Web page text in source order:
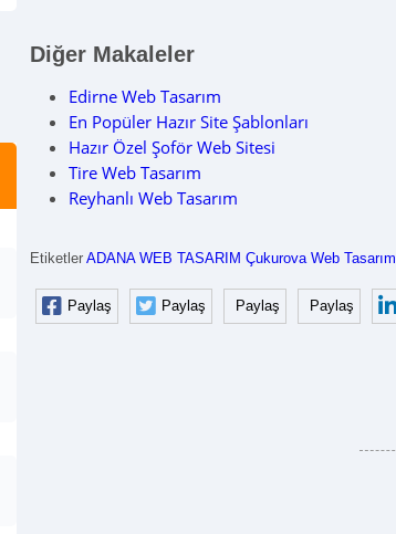
Diğer Makaleler
Edirne Web Tasarım
En Popüler Hazır Site Şablonları
Hazır Özel Şoför Web Sitesi
Tire Web Tasarım
Reyhanlı Web Tasarım
Etiketler ADANA WEB TASARIM Çukurova Web Tasarım
Paylaş Paylaş Paylaş Paylaş